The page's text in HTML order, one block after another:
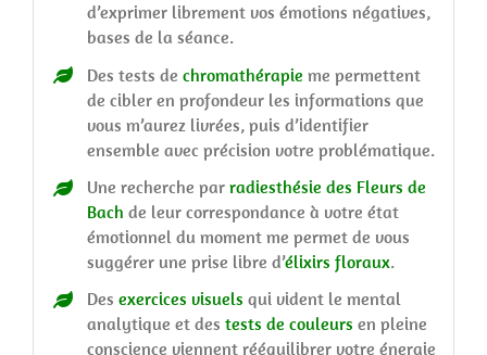
d’exprimer librement vos émotions négatives,
bases de la séance.
Des tests dechromathérapie me permettent
de cibler en profondeur les informations que
vous m’aurez livrées, puis d’identifier
ensemble avec précision votre problématique.
Une recherche parradiesthésie des Fleurs de
Bach de leur correspondance à votre état
émotionnel du moment me permet de vous
suggérer une prise libre d’élixirs floraux.
Desexercices visuels qui vident le mental
analytique et destests de couleurs en pleine
conscience viennent rééquilibrer votre énergie